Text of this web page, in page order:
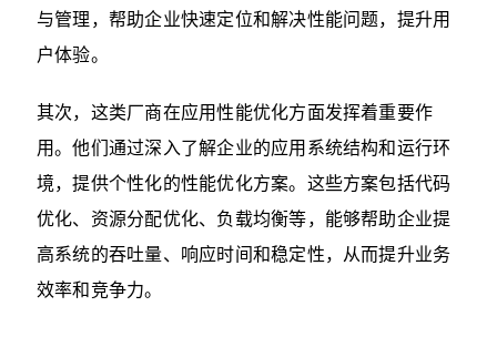
与管理，帮助企业快速定位和解决性能问题，提升用
户体验。
其次，这类厂商在应用性能优化方面发挥着重要作
用。他们通过深入了解企业的应用系统结构和运行环
境，提供个性化的性能优化方案。这些方案包括代码
优化、资源分配优化、负载均衡等，能够帮助企业提
高系统的吞吐量、响应时间和稳定性，从而提升业务
效率和竞争力。